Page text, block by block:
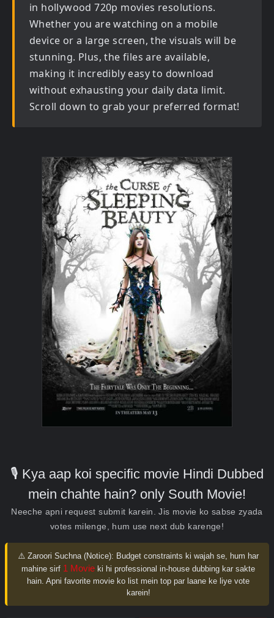
in hollywood 720p movies resolutions.
Whether you are watching on a mobile
device or a large screen, the visuals will be
stunning. Plus, the files are available,
making it incredibly easy to download
without exhausting your daily data limit.
Scroll down to grab your preferred format!
🎙️ Kya aap koi specific movie Hindi Dubbed
mein chahte hain? only South Movie!
Neeche apni request submit karein. Jis movie ko sabse zyada
votes milenge, hum use next dub karenge!
⚠️ Zaroori Suchna (Notice): Budget constraints ki wajah se, hum har
mahine sirf 1 Movie ki hi professional in-house dubbing kar sakte
hain. Apni favorite movie ko list mein top par laane ke liye vote
karein!